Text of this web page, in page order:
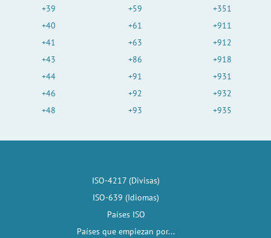
+39
+40
+41
+43
+44
+46
+48
+59
+61
+63
+86
+91
+92
+93
+351
+911
+912
+918
+931
+932
+935
ISO-4217 (Divisas)
ISO-639 (Idiomas)
Países ISO
Países que empiezan por...